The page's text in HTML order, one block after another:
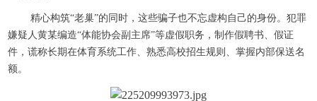
精心构筑“老巢”的同时，这些骗子也不忘虚构自己的身份。犯罪
嫌疑人黄某编造“体能协会副主席”等虚假职务，制作假聘书、假证
件，谎称长期在体育系统工作、熟悉高校招生规则、掌握内部保送名
额。